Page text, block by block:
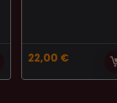
22,00 €